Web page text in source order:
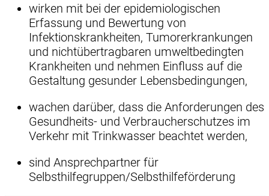
wirken mit bei der epidemiologischen
Erfassung und Bewertung von
Infektionskrankheiten, Tumorerkrankungen
und nichtübertragbaren umweltbedingten
Krankheiten und nehmen Einfluss auf die
Gestaltung gesunder Lebensbedingungen,
wachen darüber, dass die Anforderungen des
Gesundheits- und Verbraucherschutzes im
Verkehr mit Trinkwasser beachtet werden,
sind Ansprechpartner für
Selbsthilfegruppen/Selbsthilfeförderung